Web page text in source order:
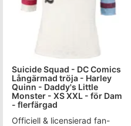
Suicide Squad - DC Comics
Långärmad tröja - Harley
Quinn - Daddy's Little
Monster - XS XXL - för Dam
- flerfärgad
Officiell & licensierad fan-